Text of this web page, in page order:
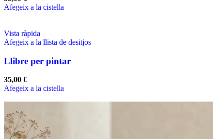
Afegeix a la cistella
Vista ràpida
Afegeix a la llista de desitjos
Llibre per pintar
35,00 €
Afegeix a la cistella